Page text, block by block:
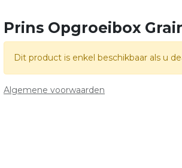
Prins Opgroeibox
Dit product is enkel beschikbaar als u
Algemene voorwaarden